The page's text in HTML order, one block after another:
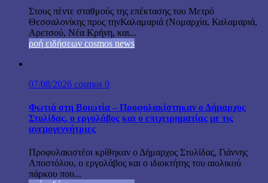
Στους πέντε σταθμούς της επέκτασης του Μετρό
Θεσσαλονίκης προς τηνΚαλαμαριά (Νομαρχία, Καλαμαριά,
Αρετσού, Νέα Κρήνη, και...
ροή ειδήσεων cosmos news
07/08/2026 cosmos 0
Φωτιά στη Βοιωτία – Προφυλακίστηκαν ο Δήμαρχος
Στυλίδας, ο εργολάβος και ο επιχειρηματίας με τις
ανεμογεννήτριες
Προφυλακιστέοι κρίθηκαν ο Δήμαρχος Στυλίδας, Γιάννης
Αποστόλου, ο εργολάβος και ο ιδιοκτήτης του αιολικού
πάρκου που...